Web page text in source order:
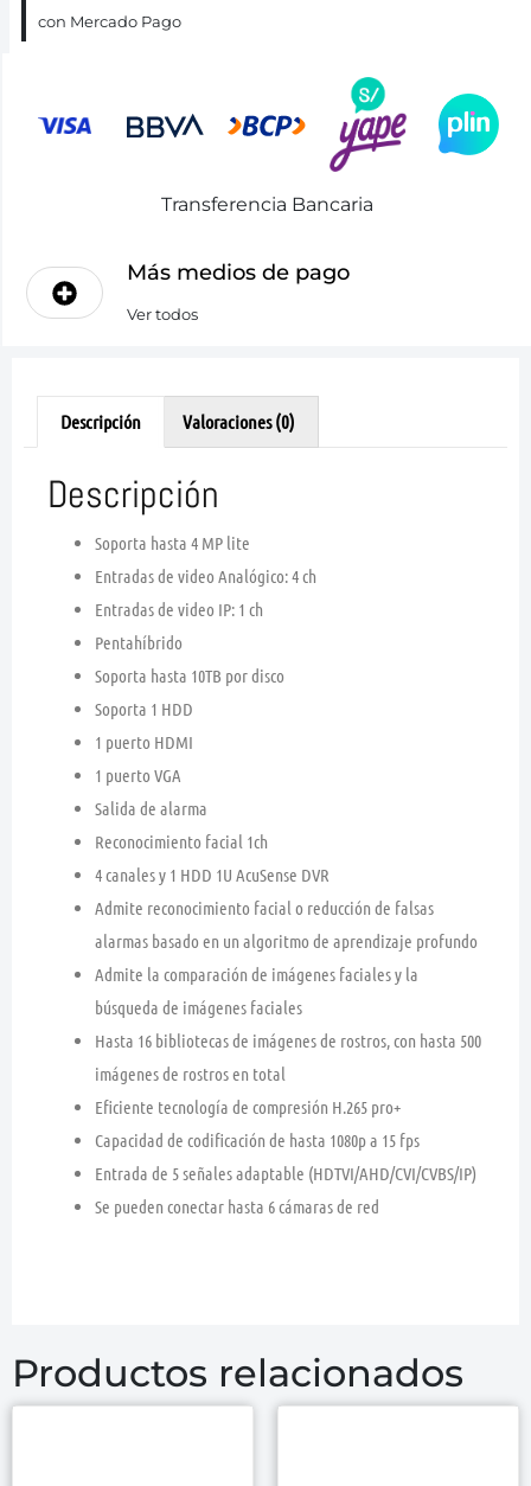
con Mercado Pago
Transferencia Bancaria
Más medios de pago
Ver todos
Descripción Valoraciones (0)
Descripción
Soporta hasta 4 MP lite
Entradas de video Analógico: 4 ch
Entradas de video IP: 1 ch
Pentahíbrido
Soporta hasta 10TB por disco
Soporta 1 HDD
1 puerto HDMI
1 puerto VGA
Salida de alarma
Reconocimiento facial 1ch
4 canales y 1 HDD 1U AcuSense DVR
Admite reconocimiento facial o reducción de falsas
alarmas basado en un algoritmo de aprendizaje profundo
Admite la comparación de imágenes faciales y la
búsqueda de imágenes faciales
Hasta 16 bibliotecas de imágenes de rostros, con hasta 500
imágenes de rostros en total
Eficiente tecnología de compresión H.265 pro+
Capacidad de codificación de hasta 1080p a 15 fps
Entrada de 5 señales adaptable (HDTVI/AHD/CVI/CVBS/IP)
Se pueden conectar hasta 6 cámaras de red
Productos relacionados